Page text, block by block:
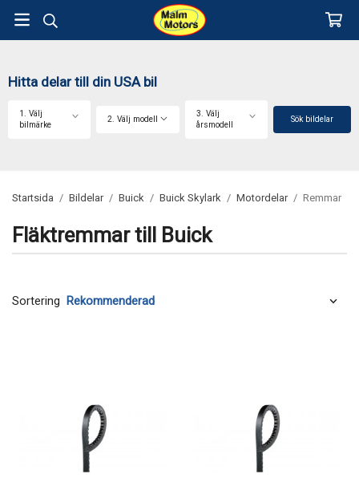
Hitta delar till din USA bil
1. Välj
bilmärke
2. Välj modell
3. Välj
årsmodell
Sök bildelar
Startsida / Bildelar / Buick / Buick Skylark / Motordelar / Remmar
Fläktremmar till Buick
Sortering